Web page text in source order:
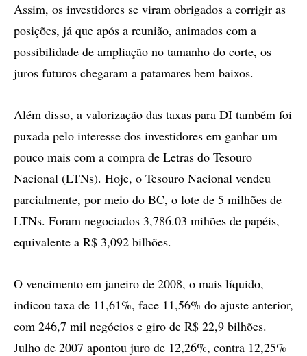
Assim, os investidores se viram obrigados a corrigir as
posições, já que após a reunião, animados com a
possibilidade de ampliação no tamanho do corte, os
juros futuros chegaram a patamares bem baixos.
Além disso, a valorização das taxas para DI também foi
puxada pelo interesse dos investidores em ganhar um
pouco mais com a compra de Letras do Tesouro
Nacional (LTNs). Hoje, o Tesouro Nacional vendeu
parcialmente, por meio do BC, o lote de 5 milhões de
LTNs. Foram negociados 3,786.03 mihões de papéis,
equivalente a R$ 3,092 bilhões.
O vencimento em janeiro de 2008, o mais líquido,
indicou taxa de 11,61%, face 11,56% do ajuste anterior,
com 246,7 mil negócios e giro de R$ 22,9 bilhões.
Julho de 2007 apontou juro de 12,26%, contra 12,25%